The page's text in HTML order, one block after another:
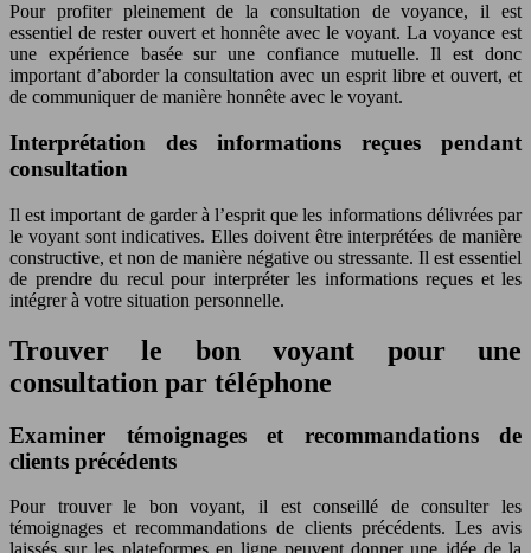
Pour profiter pleinement de la consultation de voyance, il est
essentiel de rester ouvert et honnête avec le voyant. La voyance est
une expérience basée sur une confiance mutuelle. Il est donc
important d’aborder la consultation avec un esprit libre et ouvert, et
de communiquer de manière honnête avec le voyant.
Interprétation des informations reçues pendant
consultation
Il est important de garder à l’esprit que les informations délivrées par
le voyant sont indicatives. Elles doivent être interprétées de manière
constructive, et non de manière négative ou stressante. Il est essentiel
de prendre du recul pour interpréter les informations reçues et les
intégrer à votre situation personnelle.
Trouver le bon voyant pour une
consultation par téléphone
Examiner témoignages et recommandations de
clients précédents
Pour trouver le bon voyant, il est conseillé de consulter les
témoignages et recommandations de clients précédents. Les avis